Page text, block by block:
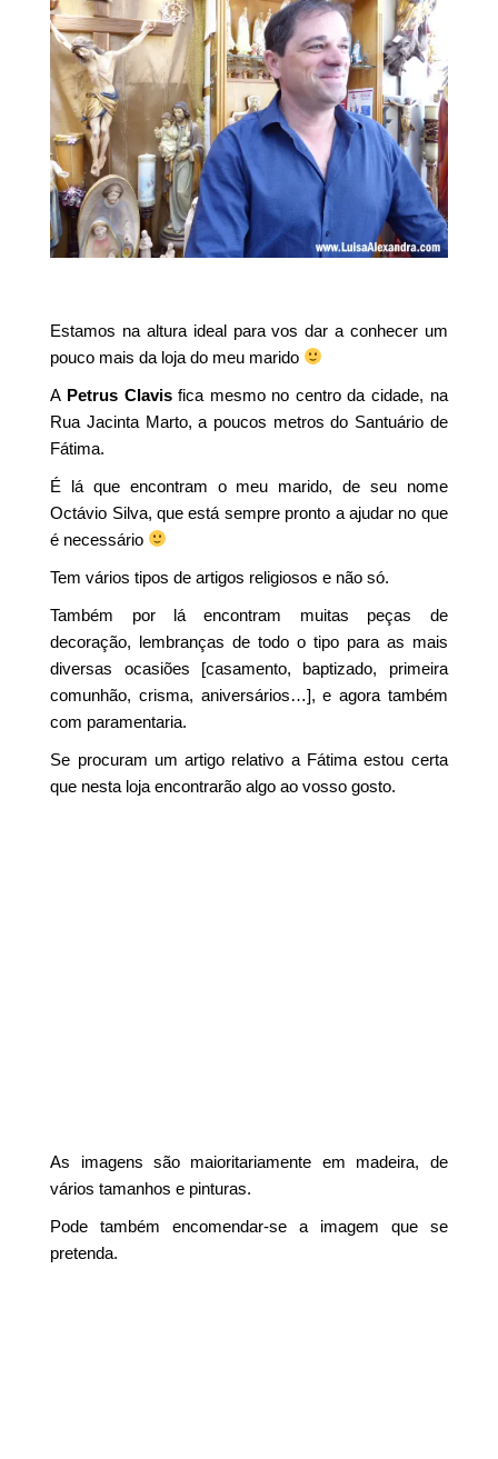
Estamos na altura ideal para vos dar a conhecer um
pouco mais da loja do meu marido
A Petrus Clavisfica mesmo no centro da cidade, na
Rua Jacinta Marto, a poucos metros do Santuário de
Fátima.
É lá que encontram o meu marido, de seu nome
Octávio Silva, que está sempre pronto a ajudar no que
é necessário
Tem vários tipos de artigos religiosos e não só.
Também por lá encontram muitas peças de
decoração, lembranças de todo o tipo para as mais
diversas ocasiões [casamento, baptizado, primeira
comunhão, crisma, aniversários…], e agora também
com paramentaria.
Se procuram um artigo relativo a Fátima estou certa
que nesta loja encontrarão algo ao vosso gosto.
As imagens são maioritariamente em madeira, de
vários tamanhos e pinturas.
Pode também encomendar-se a imagem que se
pretenda.